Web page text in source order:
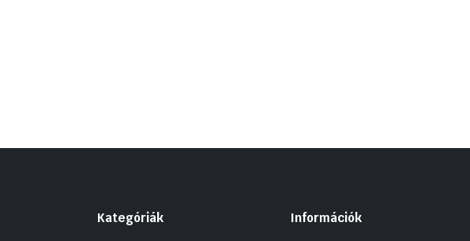
Kategóriák Információk